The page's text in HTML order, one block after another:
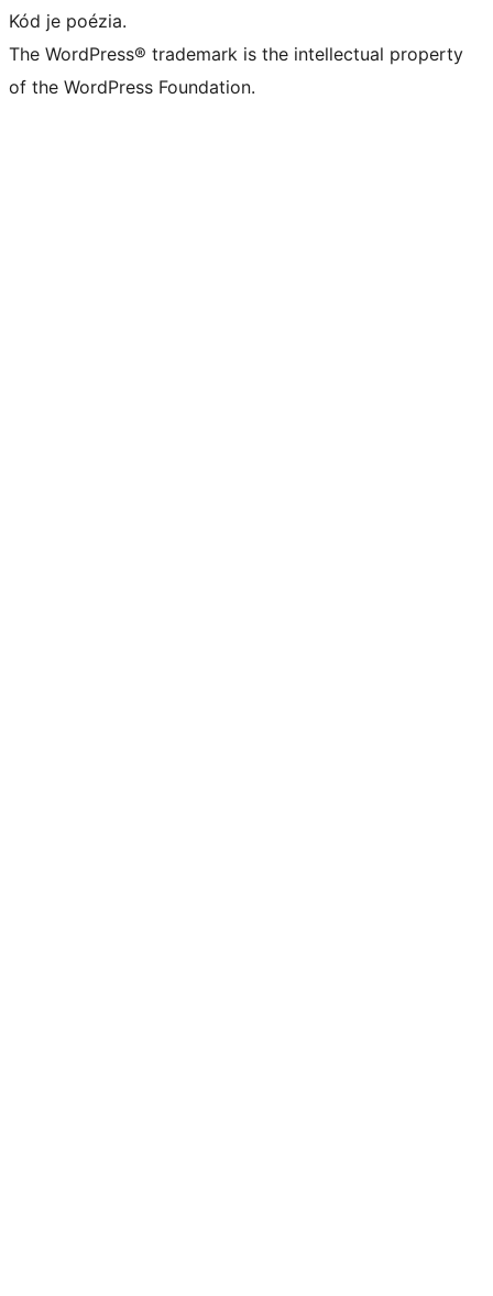
Kód je poézia.
The WordPress® trademark is the intellectual property
of the WordPress Foundation.